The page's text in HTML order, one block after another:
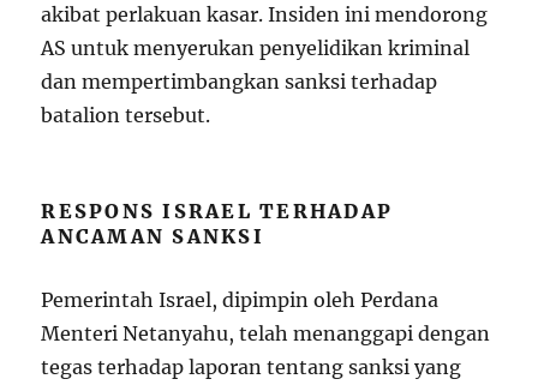
akibat perlakuan kasar. Insiden ini mendorong
AS untuk menyerukan penyelidikan kriminal
dan mempertimbangkan sanksi terhadap
batalion tersebut.
RESPONS ISRAEL TERHADAP
ANCAMAN SANKSI
Pemerintah Israel, dipimpin oleh Perdana
Menteri Netanyahu, telah menanggapi dengan
tegas terhadap laporan tentang sanksi yang